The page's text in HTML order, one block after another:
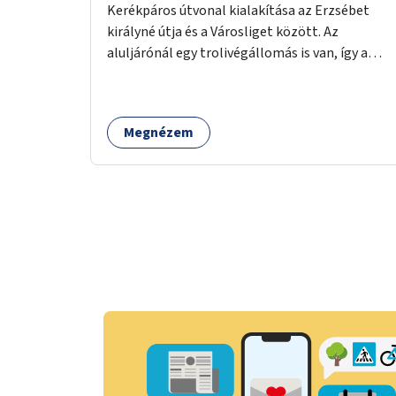
Kerékpáros útvonal kialakítása az Erzsébet
királyné útja és a Városliget között. Az
aluljárónál egy trolivégállomás is van, így a
troliforgalom mellett is. Az útvonal
átvezetésre kerülne a Hungária körúton, majd a
Megnézem